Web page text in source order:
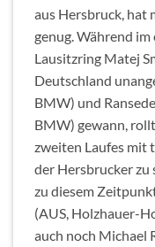
aus Hersbruck, hat
genug. Während im
Lausitzring Matej
Deutschland
BMW) und
BMW) gewann,
zweiten Laufes mit
der Hersbrucker zu
zu diesem
(AUS, Holzhauer-
auch noch Michael